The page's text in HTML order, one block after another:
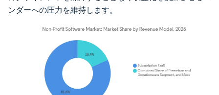
ンダーへの圧力を維持します。